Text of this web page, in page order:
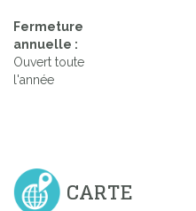
Fermeture
annuelle :
Ouvert toute
l'année
CARTE